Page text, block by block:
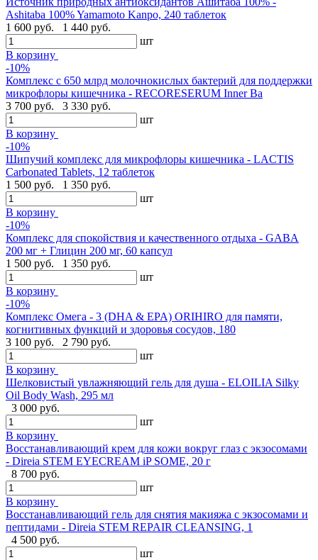
Ashitaba 100% Yamamoto Kanpo, 240 таблеток
1 600 руб.
1 440 руб.
шт
В корзину
-10%
Комплекс с 650 млрд молочнокислых бактерий для поддержки
микрофлоры кишечника - RECORESERUM Inner Ba
3 700 руб.
3 330 руб.
шт
В корзину
-10%
Шипучий комплекс для микрофлоры кишечника - LACTIS
Carbonated Tablets, 12 таблеток
1 500 руб.
1 350 руб.
шт
В корзину
-10%
Комплекс для спокойствия и качественного отдыха - GABA
200 мг + Глицин 200 мг, 60 капсул
1 500 руб.
1 350 руб.
шт
В корзину
-10%
Комплекс Омега - 3 (DHA & EPA) ORIHIRO для памяти,
когнитивных функций и здоровья сосудов, 180
3 100 руб.
2 790 руб.
шт
В корзину
Шелковистый увлажняющий гель для душа - ELOILIA Silky
Oil Body Wash, 295 мл
3 000 руб.
шт
В корзину
Восстанавливающий крем для кожи вокруг глаз с экзосомами
- Direia STEM EYECREAM iP SOME, 20 г
8 700 руб.
шт
В корзину
Восстанавливающий гель для снятия макияжа с экзосомами и
пептидами - Direia STEM REPAIR CLEANSING, 1
4 500 руб.
шт